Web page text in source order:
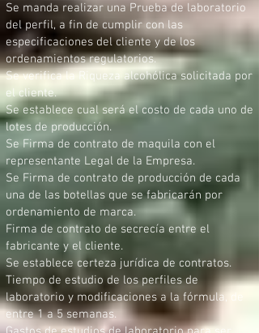
Se manda realizar una Prueba de laboratorio
del perfil, a fin de cumplir con las
especificaciones del cliente y de los
ordenamientos regulatorios.
Se verifica la Riqueza alcohólica solicitada por
el cliente.
Se establece cual será el costo de cada uno de
lotes de producción.
Se Firma de contrato de maquila con el
representante Legal de la Empresa.
Se Firma de contrato de producción de cada
una de las botellas que se fabricarán por
ordenamiento de marca.
Firma de contrato de secrecía entre el
fabricante y el cliente.
Se establece certeza jurídica de contratos.
Tiempo de estudio de los perfiles de
laboratorio y modificaciones a la fórmula, de
entre 1 a 5 semanas.